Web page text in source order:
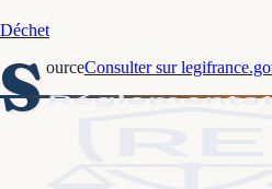
Déchet
S ourceConsulter sur